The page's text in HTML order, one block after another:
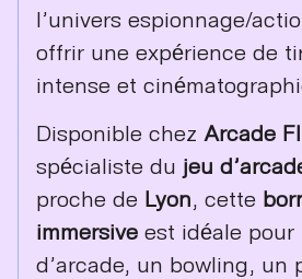
l’univers espionnage/
offrir une expérience de
intense et
Disponible chez Arcade
spécialiste du jeu
proche de Lyon, cette
immersive est idéale pour
d’arcade, un bowling, un